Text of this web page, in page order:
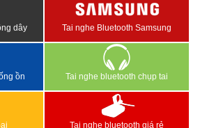
dây Tai nghe Bluetooth Samsung
ồn Tai nghe bluetooth chụp tai
Tai nghe bluetooth giá rẻ